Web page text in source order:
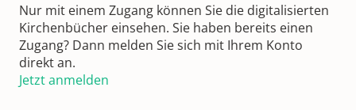
Nur mit einem Zugang können Sie die digitalisierten
Kirchenbücher einsehen. Sie haben bereits einen
Zugang? Dann melden Sie sich mit Ihrem Konto
direkt an.
Jetzt anmelden